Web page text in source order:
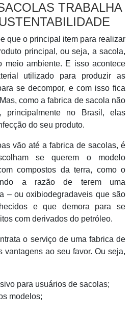
TRABALHA
que o principal item para realizar
principal, ou seja, a sacola,
meio ambiente. E isso acontece
utilizado para produzir as
se decompor, e com isso fica
como a fabrica de sacola não
principalmente no Brasil, elas
do seu produto.
vão até a fabrica de sacolas, é
se querem o modelo
compostos da terra, como o
a razão de terem uma
– ou oxibiodegradaveis que são
e que demora para se
com derivados do petróleo.
o serviço de uma fabrica de
vantagens ao seu favor. Ou seja,
para usuários de sacolas;
modelos;